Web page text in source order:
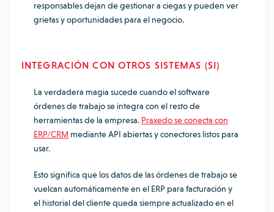
responsables dejan de gestionar a ciegas y pueden ver
grietas y oportunidades para el negocio.
INTEGRACIÓN CON OTROS SISTEMAS (SI)
La verdadera magia sucede cuando el software
órdenes de trabajo se integra con el resto de
herramientas de la empresa. Praxedo se conecta con
ERP/CRM mediante API abiertas y conectores listos para
usar.
Esto significa que los datos de las órdenes de trabajo se
vuelcan automáticamente en el ERP para facturación y
el historial del cliente queda siempre actualizado en el